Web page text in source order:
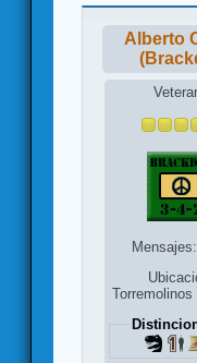
Alberto
Torremolinos